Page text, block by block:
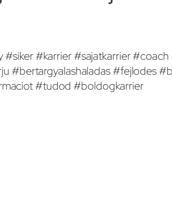
#karrier #sajatkarrier
#bertargyalashaladas #fejlodes
#tudod #boldogkarrier